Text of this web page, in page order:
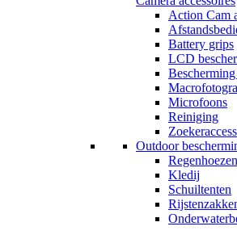
Action Cam
Battery grips
LCD
Microfoons
Reiniging
Outdoor
Regenhoezen
Kledij
Schuiltenten